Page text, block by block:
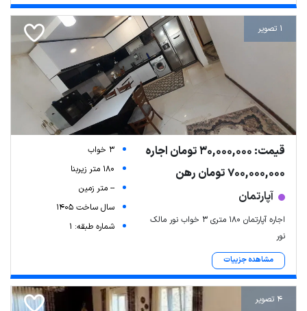
1 تصویر
قیمت: 30,000,000 تومان اجاره
700,000,000 تومان رهن
آپارتمان
اجاره آپارتمان ۱۸۰ متری ۳ خواب نور مالک
نور
مشاهده جزییات
3 خواب
180 متر زیربنا
-- متر زمین
سال ساخت 1405
شماره طبقه: 1
4 تصویر